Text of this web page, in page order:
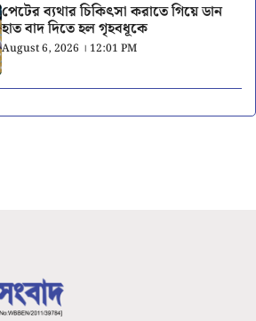
পেটের ব্যথার চিকিৎসা করাতে গিয়ে ডান
হাত বাদ দিতে হল গৃহবধূকে
August 6, 2026 । 12:01 PM